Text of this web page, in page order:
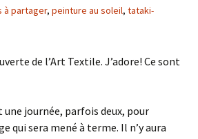
à partager, peinture au soleil, tataki-
de l’Art Textile. J’adore! Ce sont
une journée, parfois deux, pour
qui sera mené à terme. Il n’y aura